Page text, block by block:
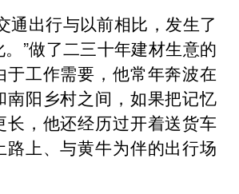
通出行与以前相比，发生了
”做了二三十年建材生意的
于工作需要，他常年奔波在
南阳乡村之间，如果把记忆
长，他还经历过开着送货车
路上、与黄牛为伴的出行场